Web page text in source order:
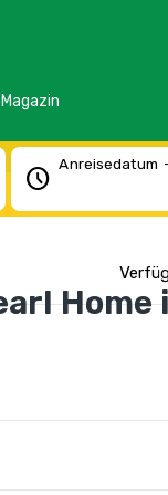
Magazin
schedule Anreisedatum